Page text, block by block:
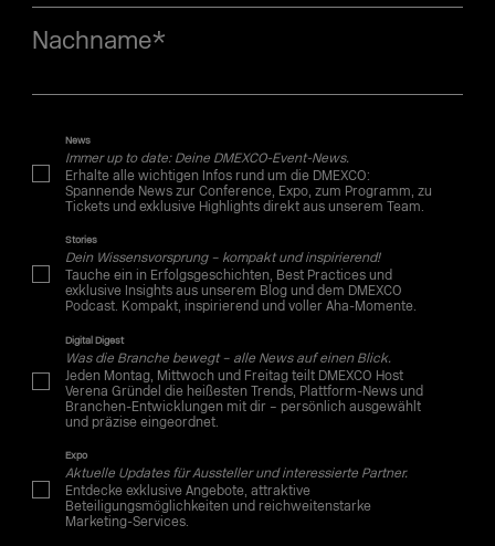
Nachname*
News
Immer up to date: Deine DMEXCO-Event-News.
Erhalte alle wichtigen Infos rund um die DMEXCO:
Spannende News zur Conference, Expo, zum Programm, zu
Tickets und exklusive Highlights direkt aus unserem Team.
Stories
Dein Wissensvorsprung – kompakt und inspirierend!
Tauche ein in Erfolgsgeschichten, Best Practices und
exklusive Insights aus unserem Blog und dem DMEXCO
Podcast. Kompakt, inspirierend und voller Aha-Momente.
Digital Digest
Was die Branche bewegt – alle News auf einen Blick.
Jeden Montag, Mittwoch und Freitag teilt DMEXCO Host
Verena Gründel die heißesten Trends, Plattform-News und
Branchen-Entwicklungen mit dir – persönlich ausgewählt
und präzise eingeordnet.
Expo
Aktuelle Updates für Aussteller und interessierte Partner.
Entdecke exklusive Angebote, attraktive
Beteiligungsmöglichkeiten und reichweitenstarke
Marketing-Services.